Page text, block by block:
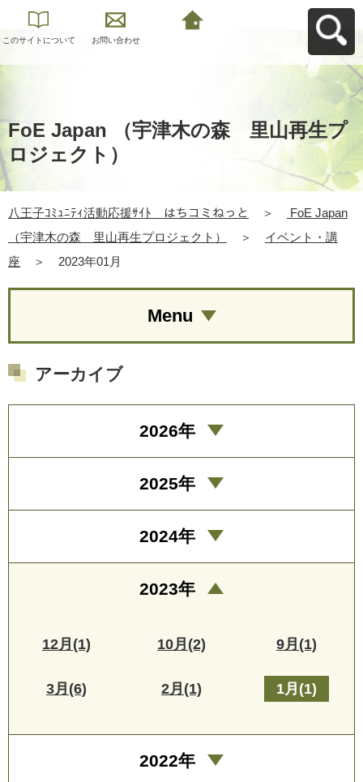
このサイトについて お問い合わせ
FoE Japan （宇津木の森 里山再生プ
ロジェクト）
八王子ｺﾐｭﾆﾃｨ活動応援ｻｲﾄ はちコミねっと ＞
FoE Japan
（宇津木の森 里山再生プロジェクト）
＞
イベント・講
座
＞ 2023年01月
Menu
アーカイブ
2026年
2025年
2024年
2023年
12月(1) 10月(2) 9月(1)
3月(6) 2月(1) 1月(1)
2022年